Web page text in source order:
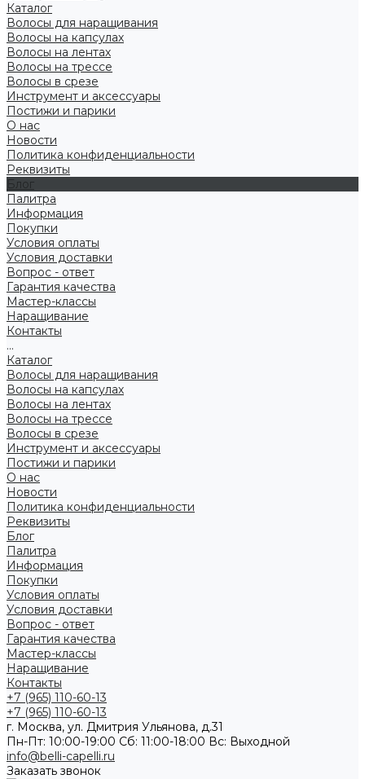
Каталог
Волосы для наращивания
Волосы на капсулах
Волосы на лентах
Волосы на трессе
Волосы в срезе
Инструмент и аксессуары
Постижи и парики
О нас
Новости
Политика конфиденциальности
Реквизиты
Блог
Палитра
Информация
Покупки
Условия оплаты
Условия доставки
Вопрос - ответ
Гарантия качества
Мастер-классы
Наращивание
Контакты
...
Каталог
Волосы для наращивания
Волосы на капсулах
Волосы на лентах
Волосы на трессе
Волосы в срезе
Инструмент и аксессуары
Постижи и парики
О нас
Новости
Политика конфиденциальности
Реквизиты
Блог
Палитра
Информация
Покупки
Условия оплаты
Условия доставки
Вопрос - ответ
Гарантия качества
Мастер-классы
Наращивание
Контакты
+7 (965) 110-60-13
+7 (965) 110-60-13
г. Москва, ул. Дмитрия Ульянова, д.31
Пн-Пт: 10:00-19:00 Cб: 11:00-18:00 Вс: Выходной
info@belli-capelli.ru
Заказать звонок